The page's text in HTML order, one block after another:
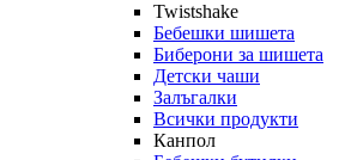
Twistshake
Бебешки шишета
Биберони за шишета
Детски чаши
Залъгалки
Всички продукти
Канпол